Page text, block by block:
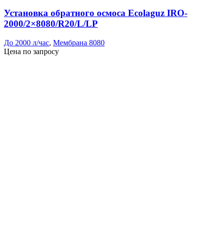
Установка обратного осмоса Ecolaguz IRO-
2000/2×8080/R20/L/LP
До 2000 л/час, Мембрана 8080
Цена по запросу